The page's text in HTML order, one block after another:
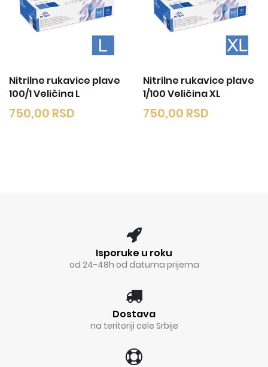
Nitrilne rukavice plave
100/1 Veličina L
750,00 RSD
Nitrilne rukavice plave
1/100 Veličina XL
750,00 RSD
Isporuke u roku
od 24-48h od datuma prijema
Dostava
na teritoriji cele Srbije